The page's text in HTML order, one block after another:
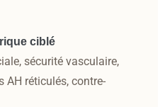
ciblé
sécurité vasculaire,
AH réticulés, contre-